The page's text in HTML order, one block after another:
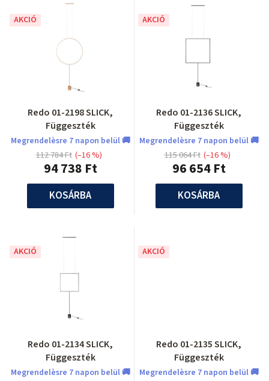
AKCIÓ
Redo 01-2198 SLICK,
Függeszték
Megrendelèsre 7 napon belül 🚚
94 738 Ft
112 784 Ft (–16 %)
KOSÁRBA
AKCIÓ
Redo 01-2136 SLICK,
Függeszték
Megrendelèsre 7 napon belül 🚚
96 654 Ft
115 064 Ft (–16 %)
KOSÁRBA
AKCIÓ
Redo 01-2134 SLICK,
Függeszték
Megrendelèsre 7 napon belül 🚚
AKCIÓ
Redo 01-2135 SLICK,
Függeszték
Megrendelèsre 7 napon belül 🚚